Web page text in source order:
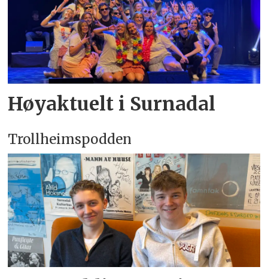
Høyaktuelt i Surnadal
Trollheimspodden